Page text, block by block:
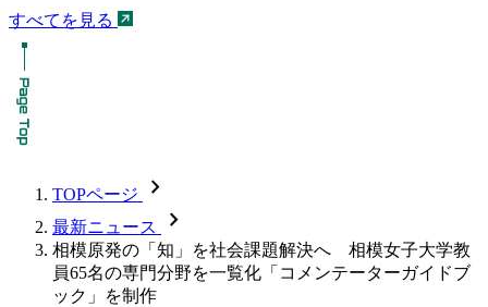
すべてを見る
TOPページ chevron_forward
最新ニュース chevron_forward
相模原発の「知」を社会課題解決へ 相模女子大学教
員65名の専門分野を一覧化「コメンテーターガイドブ
ック」を制作